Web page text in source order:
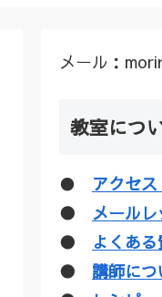
メール：
教室につ
● アクセ
● メールレ
●
よくあ
● 講師につ